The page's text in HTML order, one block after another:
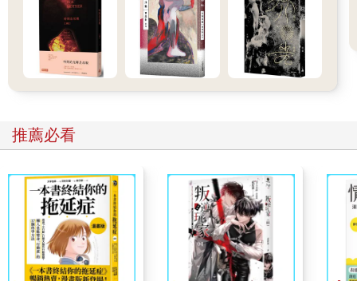
壇的櫃檯前。 「扎托斯基先生？」她問。 我不敢相信。「妳怎麼
知道我的名字？」 「瑪姬跟我們說您會來。我只需要確認一下有
照片的證件，先生。駕照就可以了。」 她一頭金髮，身材嬌小，
穿著合身的藍色套裝，五官十分漂亮。我掏出破舊的褶式皮夾，
邊緣已了脫線，隨時會分崩離析。「這是公寓大樓嗎？」 「這裡
住商混合。大多是商用。但艾登和瑪姬住的高樓層都是住家。」
下，彷彿我給她的是《獨立宣言》羊皮紙的複本。「謝謝您，扎
托斯基先生。請搭乘右手邊編號D的電梯上樓。」 「我的車停在
簡直像憑空出現。「我會幫您停好車，扎托斯基先生。大樓地下
室有停車場。」 我不知道哪個更不可思議。大樓裡的每個人不但
都知道我名字，發音還完全正確。除非你有波蘭血統，才可能知
道我名字開頭的s 不發音，唸「扎」托斯基。但一般人不知道，
都會叫我「西扎圖斯基」，甚至亂唸一通。大家用多少種不同唸
法糟蹋過我的名字，多到你都難以置信。 他向我要車鑰匙。但我
推薦必看